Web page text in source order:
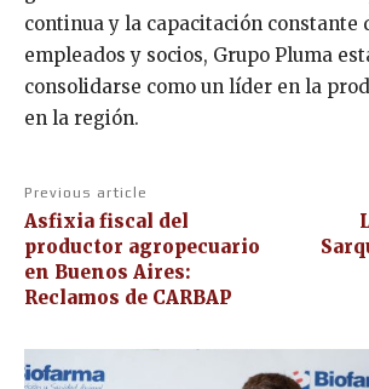
continua y la capacitación constante
empleados y socios, Grupo Pluma
consolidarse como un líder en la
en la región.
Previous article
Asfixia fiscal del
productor agropecuario
en Buenos Aires:
Reclamos de CARBAP